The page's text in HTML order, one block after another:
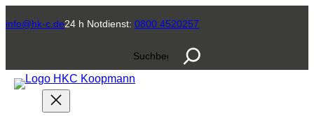
info@hk-c.de24 h Notdienst: 0800 4520257
S
u